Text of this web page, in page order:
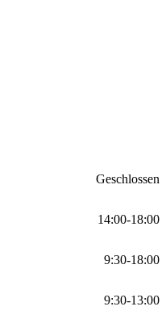
Geschlossen
14:00-18:00
9:30-18:00
9:30-13:00